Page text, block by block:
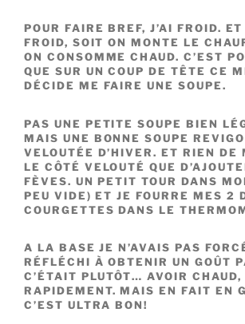
POUR FAIRE BREF, J’AI FROID.
FROID, SOIT ON MONTE LE
ON CONSOMME CHAUD. C’EST
QUE SUR UN COUP DE TÊTE CE
DÉCIDE ME FAIRE UNE SOUPE.
PAS UNE PETITE SOUPE BIEN
MAIS UNE BONNE SOUPE
VELOUTÉE D’HIVER. ET RIEN DE
LE CÔTÉ VELOUTÉ QUE
FÈVES. UN PETIT TOUR DANS
PEU VIDE) ET JE FOURRE MES 2
COURGETTES DANS LE
A LA BASE JE N’AVAIS PAS
RÉFLÉCHI À OBTENIR UN GOÛT
C’ÉTAIT PLUTÔT… AVOIR CHAUD,
RAPIDEMENT. MAIS EN FAIT EN
C’EST ULTRA BON!